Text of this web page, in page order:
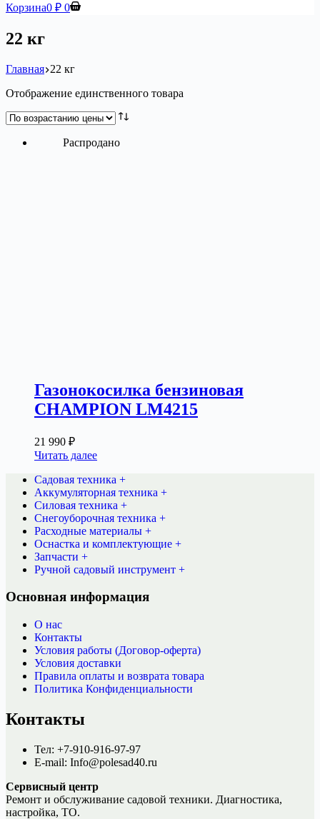
Корзина0 ₽ 0
22 кг
Главная 22 кг
Отображение единственного товара
Распродано
Газонокосилка бензиновая
CHAMPION LM4215
21 990 ₽
Читать далее
Садовая техника +
Аккумуляторная техника +
Силовая техника +
Снегоуборочная техника +
Расходные материалы +
Оснастка и комплектующие +
Запчасти +
Ручной садовый инструмент +
Основная информация
О нас
Контакты
Условия работы (Договор-оферта)
Условия доставки
Правила оплаты и возврата товара
Политика Конфиденциальности
Контакты
Тел: +7-910-916-97-97
E-mail: Info@polesad40.ru
Сервисный центр
Ремонт и обслуживание садовой техники. Диагностика,
настройка, ТО.